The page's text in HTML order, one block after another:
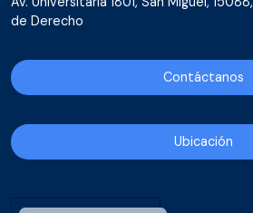
de Derecho
Contáctanos
Ubicación